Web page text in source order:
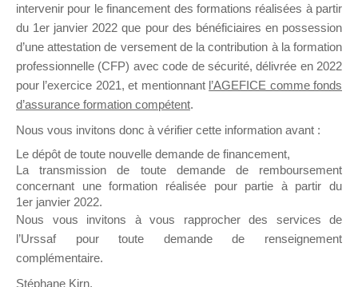
Ce groupe est destiné aux Organismes de
Formation qui souhaitent répondre à l’Appel à
Propositions Mallette du Dirigeant.
Ce groupe propose un forum dédié au support
sur lequel il est possible de laisser un message
ou poser une question.
NB : Il est nécessaire d’être
pouvoir rejoindre ce groupe
intervenir pour le financement des formations réalisées à partir
du 1er janvier 2022 que pour des bénéficiaires en possession
d’une attestation de versement de la contribution à la formation
professionnelle (CFP) avec code de sécurité, délivrée en 2022
pour l’exercice 2021, et mentionnant l’AGEFICE comme fonds
d’assurance formation compétent.
Nous vous invitons donc à vérifier cette information avant :
Le dépôt de toute nouvelle demande de financement,
La transmission de toute demande de remboursement
concernant une formation réalisée pour partie à partir du
1er janvier 2022.
Nous vous invitons à vous rapprocher des services de
l’Urssaf pour toute demande de renseignement
complémentaire.
Stéphane Kirn,